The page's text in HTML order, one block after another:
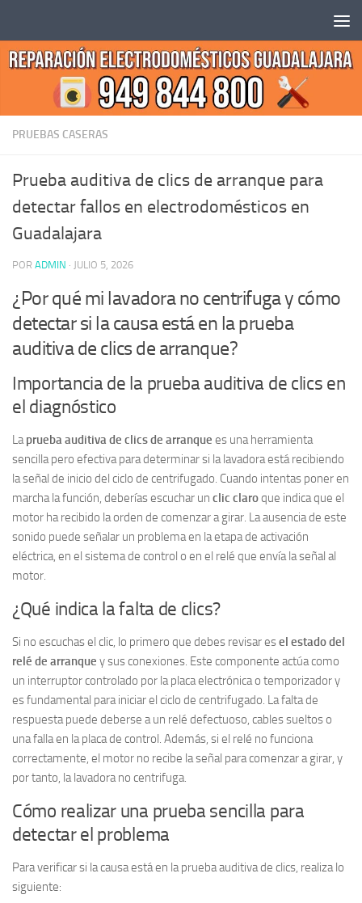
PRUEBAS CASERAS
Prueba auditiva de clics de arranque para
detectar fallos en electrodomésticos en
Guadalajara
POR ADMIN · JULIO 5, 2026
¿Por qué mi lavadora no centrifuga y cómo
detectar si la causa está en la prueba
auditiva de clics de arranque?
Importancia de la prueba auditiva de clics en
el diagnóstico
Laprueba auditiva de clics de arranque es una herramienta
sencilla pero efectiva para determinar si la lavadora está recibiendo
la señal de inicio del ciclo de centrifugado. Cuando intentas poner en
marcha la función, deberías escuchar un clic claroque indica que el
motor ha recibido la orden de comenzar a girar. La ausencia de este
sonido puede señalar un problema en la etapa de activación
eléctrica, en el sistema de control o en el relé que envía la señal al
motor.
¿Qué indica la falta de clics?
Si no escuchas el clic, lo primero que debes revisar esel estado del
relé de arranque y sus conexiones. Este componente actúa como
un interruptor controlado por la placa electrónica o temporizador y
es fundamental para iniciar el ciclo de centrifugado. La falta de
respuesta puede deberse a un relé defectuoso, cables sueltos o
una falla en la placa de control. Además, si el relé no funciona
correctamente, el motor no recibe la señal para comenzar a girar, y
por tanto, la lavadora no centrifuga.
Cómo realizar una prueba sencilla para
detectar el problema
Para verificar si la causa está en la prueba auditiva de clics, realiza lo
siguiente: